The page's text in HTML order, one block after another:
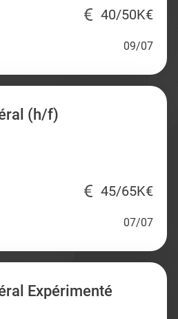
40/50K€
09/07
(h/f)
45/65K€
07/07
Expérimenté